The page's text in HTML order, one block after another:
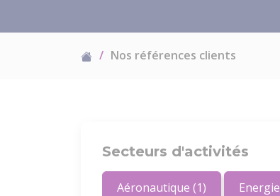
Nos références clients
Secteurs d'activités
Aéronautique (1) Energie